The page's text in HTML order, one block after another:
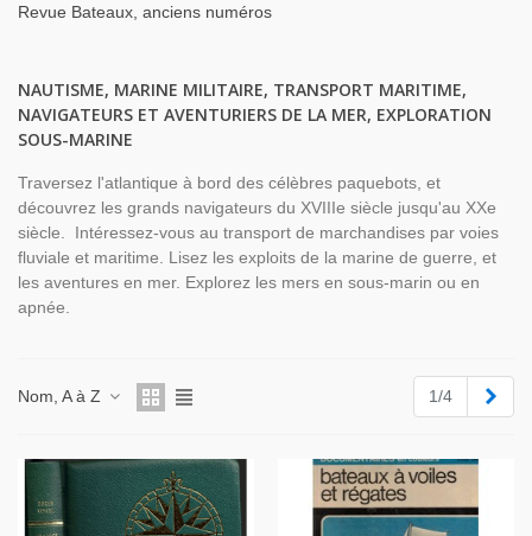
Revue Bateaux, anciens numéros
NAUTISME, MARINE MILITAIRE, TRANSPORT MARITIME,
NAVIGATEURS ET AVENTURIERS DE LA MER, EXPLORATION
SOUS-MARINE
Traversez l'atlantique à bord des célèbres paquebots, et
découvrez les grands navigateurs du XVIIIe siècle jusqu'au XXe
siècle. Intéressez-vous au transport de marchandises par voies
fluviale et maritime. Lisez les exploits de la marine de guerre, et
les aventures en mer. Explorez les mers en sous-marin ou en
apnée.
Nom, A à Z 1/4